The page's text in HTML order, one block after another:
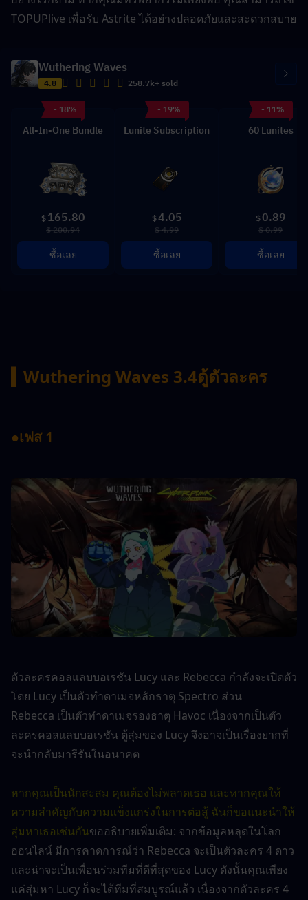
TOPUPlive เพื่อรับ Astrite ได้อย่างปลอดภัยและสะดวกสบาย
Wuthering Waves
4.8 258.7k+ sold
- 18%
All-In-One Bundle
$ 165.80
$ 200.94
ซื้อเลย
- 19%
Lunite Subscription
$4.05
$ 4.99
ซื้อเลย
- 11%
60 Lunites
$ 0.89
$ 0.99
ซื้อเลย
Wuthering Waves 3.4ตู้ตัวละคร
●เฟส 1
ตัวละครคอลแลบบอเรชัน Lucy และ Rebecca กำลังจะเปิดตัว
โดย Lucy เป็นตัวทำดาเมจหลักธาตุ Spectro ส่วน
Rebecca เป็นตัวทำดาเมจรองธาตุ Havoc เนื่องจากเป็นตัว
ละครคอลแลบบอเรชัน ตู้สุ่มของ Lucy จึงอาจเป็นเรื่องยากที่
จะนำกลับมารีรันในอนาคต
หากคุณเป็นนักสะสม คุณต้องไม่พลาดเธอ และหากคุณให้
ความสำคัญกับความแข็งแกร่งในการต่อสู้ ฉันก็ขอแนะนำให้
สุ่มหาเธอเช่นกันขออธิบายเพิ่มเติม: จากข้อมูลหลุดในโลก
ออนไลน์ มีการคาดการณ์ว่า Rebecca จะเป็นตัวละคร 4 ดาว
และน่าจะเป็นเพื่อนร่วมทีมที่ดีที่สุดของ Lucy ดังนั้นคุณเพียง
แค่สุ่มหา Lucy ก็จะได้ทีมที่สมบูรณ์แล้ว เนื่องจากตัวละคร 4